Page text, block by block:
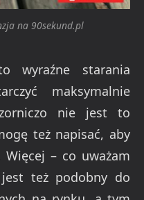
na 90sekund.pl
wyraźne starania
maksymalnie
nie jest to
też napisać, aby
– co uważam
też podobny do